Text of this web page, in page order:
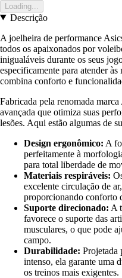
Loading...
Descrição
A joelheira de performance
todos os apaixonados por
inigualáveis durante os seus
especificamente para atender às
combina conforto e
Fabricada pela renomada
avançada que otimiza suas
lesões. Aqui estão algumas de
Design ergonômico: A
perfeitamente à
para total liberdade de
Materiais respiráveis:
excelente circulação de
proporcionando conforto
Suporte direcionado: A
favorece o suporte das
musculares, o que pode
campo.
Durabilidade: Projetada
intenso, ela garante uma
os treinos mais exigentes.